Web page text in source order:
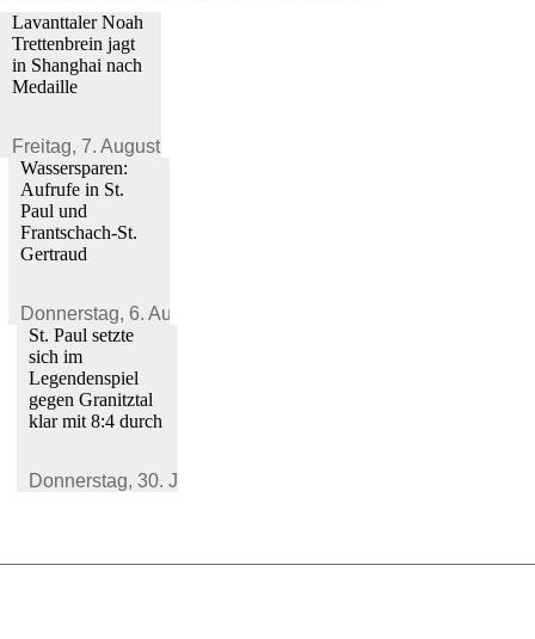
Lavanttaler Noah
Trettenbrein jagt
in Shanghai nach
Medaille
Freitag, 7. August 2026
Wassersparen:
Aufrufe in St.
Paul und
Frantschach-St.
Gertraud
Donnerstag, 6. August 2026
St. Paul setzte
sich im
Legendenspiel
gegen Granitztal
klar mit 8:4 durch
Donnerstag, 30. Juli 2026